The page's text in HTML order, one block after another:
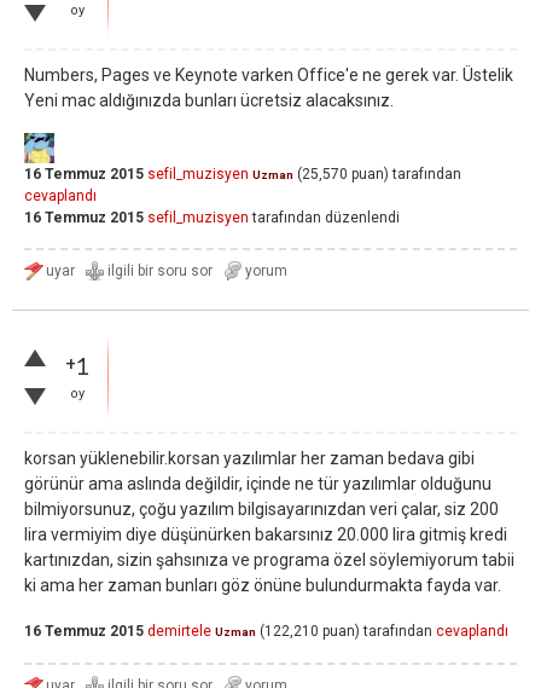
oy
Numbers, Pages ve Keynote varken Office'e ne gerek var. Üstelik
Yeni mac aldığınızda bunları ücretsiz alacaksınız.
16 Temmuz 2015 sefil_muzisyen Uzman (25,570 puan) tarafından
cevaplandı
16 Temmuz 2015 sefil_muzisyen tarafından düzenlendi
+1
oy
korsan yüklenebilir.korsan yazılımlar her zaman bedava gibi
görünür ama aslında değildir, içinde ne tür yazılımlar olduğunu
bilmiyorsunuz, çoğu yazılım bilgisayarınızdan veri çalar, siz 200
lira vermiyim diye düşünürken bakarsınız 20.000 lira gitmiş kredi
kartınızdan, sizin şahsınıza ve programa özel söylemiyorum tabii
ki ama her zaman bunları göz önüne bulundurmakta fayda var.
16 Temmuz 2015 demirtele Uzman (122,210 puan) tarafından cevaplandı